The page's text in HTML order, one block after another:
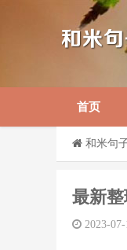
首页
和米句
最新
2023-